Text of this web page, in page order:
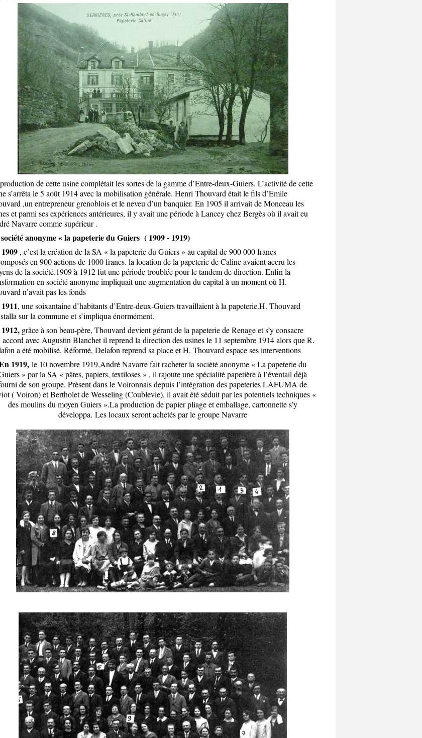
de cette usine complétait les sortes de la gamme d’Entre-deux-Guiers. L’activité de cette
s’arrêta le 5 août 1914 avec la mobilisation générale. Henri Thouvard était le fils d’Emile
,un entrepreneur grenoblois et le neveu d’un banquier. En 1905 il arrivait de Monceau les
et parmi ses expériences antérieures, il y avait une période à Lancey chez Bergès où il avait eu
Navarre comme supérieur .
anonyme « la papeterie du Guiers ( 1909 - 1919)
, c’est la création de la SA « la papeterie du Guiers » au capital de 900 000 francs
en 900 actions de 1000 francs. la location de la papeterie de Caline avaient accru les
de la société.1909 à 1912 fut une période troublée pour le tandem de direction. Enfin la
en société anonyme impliquait une augmentation du capital à un moment où H.
n’avait pas les fonds
, une soixantaine d’habitants d’Entre-deux-Guiers travaillaient à la papeterie.H. Thouvard
sur la commune et s’impliqua énormément.
grâce à son beau-père, Thouvard devient gérant de la papeterie de Renage et s’y consacre
accord avec Augustin Blanchet il reprend la direction des usines le 11 septembre 1914 alors que R.
a été mobilisé. Réformé, Delafon reprend sa place et H. Thouvard espace ses interventions
1919, le 10 novembre 1919,André Navarre fait racheter la société anonyme « La papeterie du
» par la SA « pâtes, papiers, textiloses » , il rajoute une spécialité papetière à l’éventail déjà
de son groupe. Présent dans le Voironnais depuis l’intégration des papeteries LAFUMA de
( Voiron) et Bertholet de Wesseling (Coublevie), il avait été séduit par les potentiels techniques «
des moulins du moyen Guiers ».La production de papier pliage et emballage, cartonnette s’y
développa. Les locaux seront achetés par le groupe Navarre